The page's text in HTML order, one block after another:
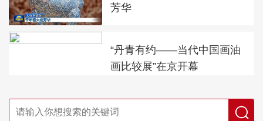
芳华
“丹青有约——当代中国画油
画比较展”在京开幕